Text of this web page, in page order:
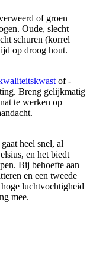
of groen
Oude, slecht
schuren (korrel
op droog hout.
of -
Breng gelijkmatig
te werken op
heel snel, al
en het biedt
Bij behoefte aan
en een tweede
luchtvochtigheid
mee.